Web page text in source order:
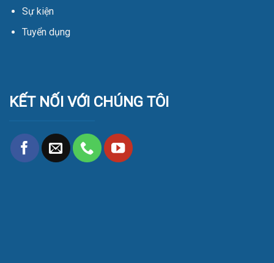
Sự kiện
Tuyển dụng
KẾT NỐI VỚI CHÚNG TÔI